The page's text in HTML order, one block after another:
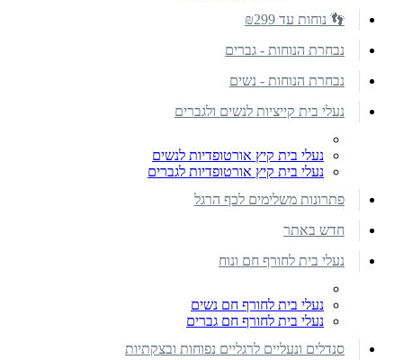
👣 נוחות עד ₪299
נבחרת הנוחות - גברים
נבחרת הנוחות - נשים
נעלי בית קייציות לנשים ולגברים
נעלי בית קיץ אורטופדיות לנשים
נעלי בית קיץ אורטופדיות לגברים
פתרונות משלימים לכף הרגל
חדש באתר
נעלי בית לחורף חם ונוח
נעלי בית לחורף חם נשים
נעלי בית לחורף חם גברים
סנדלים ונעליים לרגליים נפוחות ובצקתיות